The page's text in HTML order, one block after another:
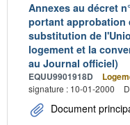
Annexes au décret
portant approbation
substitution de
logement et la
au Journal officiel)
EQUU9901918D
signature : 10-01-2000
Document